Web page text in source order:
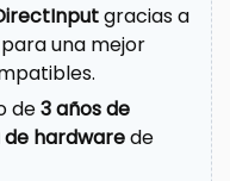
gracias a
una mejor
de3 años de
hardwarede